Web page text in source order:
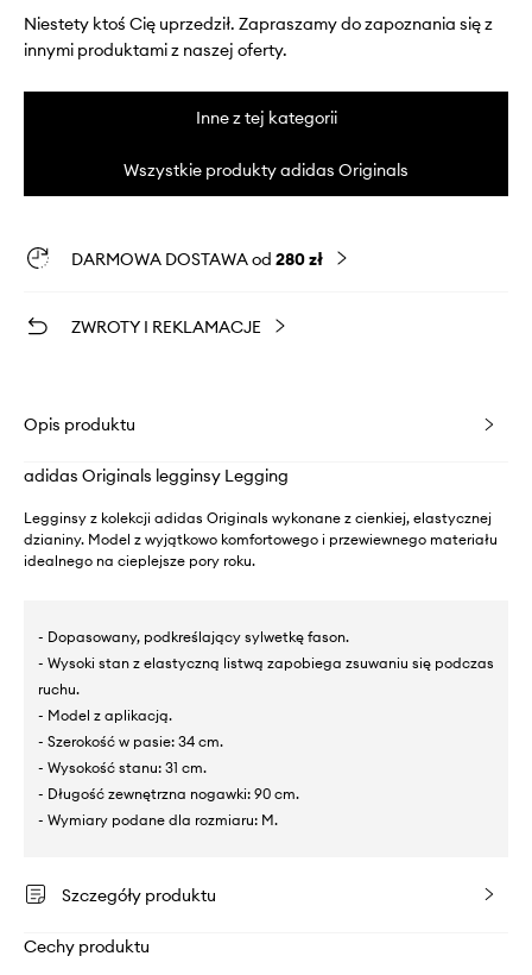
Niestety ktoś Cię uprzedził. Zapraszamy do zapoznania się z
innymi produktami z naszej oferty.
Inne z tej kategorii
Wszystkie produkty adidas Originals
DARMOWA DOSTAWA od 280 zł
ZWROTY I REKLAMACJE
Opis produktu
adidas Originals legginsy Legging
Legginsy z kolekcji adidas Originals wykonane z cienkiej, elastycznej
dzianiny. Model z wyjątkowo komfortowego i przewiewnego materiału
idealnego na cieplejsze pory roku.
- Dopasowany, podkreślający sylwetkę fason.
- Wysoki stan z elastyczną listwą zapobiega zsuwaniu się podczas
ruchu.
- Model z aplikacją.
- Szerokość w pasie: 34 cm.
- Wysokość stanu: 31 cm.
- Długość zewnętrzna nogawki: 90 cm.
- Wymiary podane dla rozmiaru: M.
Szczegóły produktu
Cechy produktu